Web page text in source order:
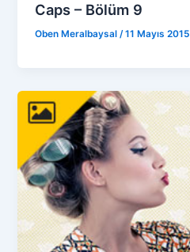
Caps – Bölüm 9
Oben Meralbaysal/11 Mayıs 2015